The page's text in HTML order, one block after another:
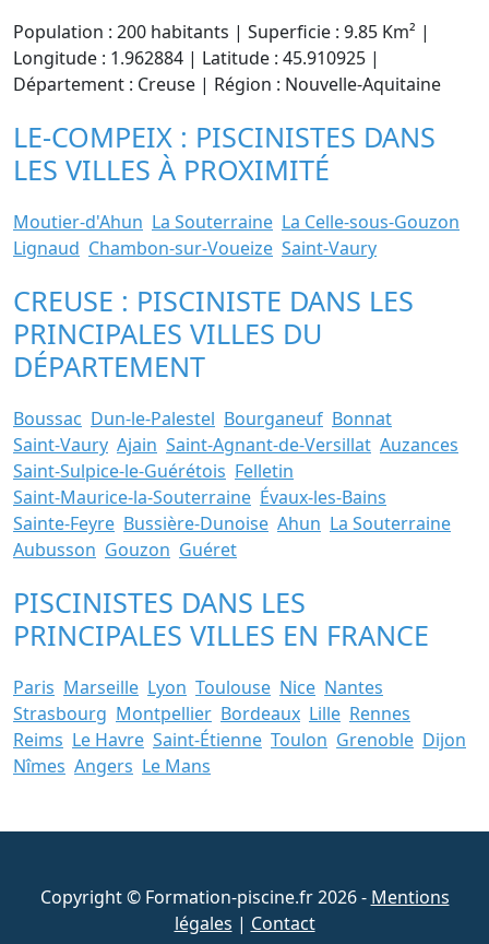
Population : 200 habitants | Superficie : 9.85 Km² |
Longitude : 1.962884 | Latitude : 45.910925 |
Département : Creuse | Région : Nouvelle-Aquitaine
LE-COMPEIX : PISCINISTES DANS
LES VILLES À PROXIMITÉ
Moutier-d'Ahun La Souterraine La Celle-sous-Gouzon
Lignaud Chambon-sur-Voueize Saint-Vaury
CREUSE : PISCINISTE DANS LES
PRINCIPALES VILLES DU
DÉPARTEMENT
Boussac Dun-le-Palestel Bourganeuf Bonnat
Saint-Vaury Ajain Saint-Agnant-de-Versillat Auzances
Saint-Sulpice-le-Guérétois Felletin
Saint-Maurice-la-Souterraine Évaux-les-Bains
Sainte-Feyre Bussière-Dunoise Ahun La Souterraine
Aubusson Gouzon Guéret
PISCINISTES DANS LES
PRINCIPALES VILLES EN FRANCE
Paris Marseille Lyon Toulouse Nice Nantes
Strasbourg Montpellier Bordeaux Lille Rennes
Reims Le Havre Saint-Étienne Toulon Grenoble Dijon
Nîmes Angers Le Mans
Copyright © Formation-piscine.fr 2026 - Mentions
légales | Contact